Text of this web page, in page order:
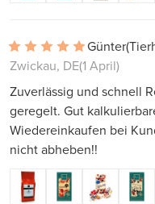
Günter
Zwickau, DE(1 April)
Zuverlässig und schnell
geregelt. Gut
Wiedereinkaufen bei
nicht abheben!!